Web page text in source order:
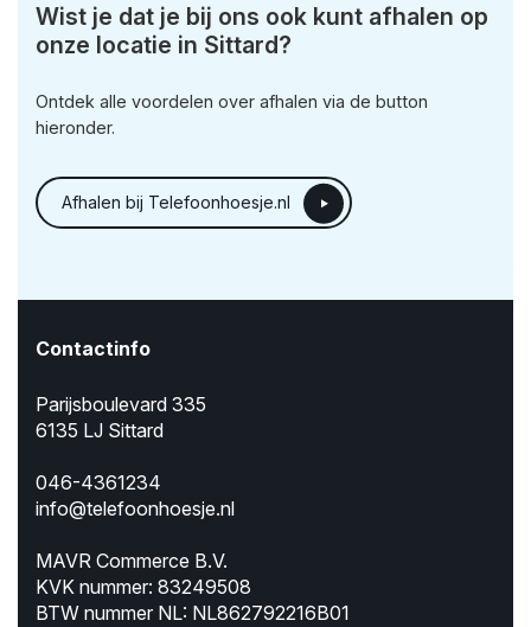
Wist je dat je bij ons ook kunt afhalen op
onze locatie in Sittard?
Ontdek alle voordelen over afhalen via de button
hieronder.
Afhalen bij Telefoonhoesje.nl
Contactinfo
Parijsboulevard 335
6135 LJ Sittard
046-4361234
info@telefoonhoesje.nl
MAVR Commerce B.V.
KVK nummer: 83249508
BTW nummer NL: NL862792216B01